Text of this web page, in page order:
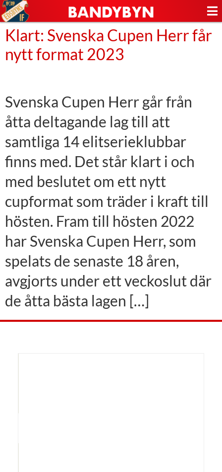
Klart: Svenska Cupen Herr får
nytt format 2023
Svenska Cupen Herr går från
åtta deltagande lag till att
samtliga 14 elitserieklubbar
finns med. Det står klart i och
med beslutet om ett nytt
cupformat som träder i kraft till
hösten. Fram till hösten 2022
har Svenska Cupen Herr, som
spelats de senaste 18 åren,
avgjorts under ett veckoslut där
de åtta bästa lagen […]